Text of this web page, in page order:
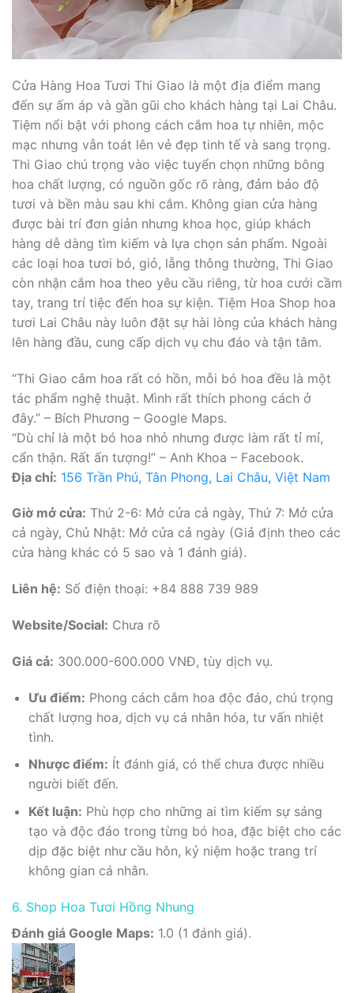
Cửa Hàng Hoa Tươi Thi Giao là một địa điểm mang
đến sự ấm áp và gần gũi cho khách hàng tại Lai Châu.
Tiệm nổi bật với phong cách cắm hoa tự nhiên, mộc
mạc nhưng vẫn toát lên vẻ đẹp tinh tế và sang trọng.
Thi Giao chú trọng vào việc tuyển chọn những bông
hoa chất lượng, có nguồn gốc rõ ràng, đảm bảo độ
tươi và bền màu sau khi cắm. Không gian cửa hàng
được bài trí đơn giản nhưng khoa học, giúp khách
hàng dễ dàng tìm kiếm và lựa chọn sản phẩm. Ngoài
các loại hoa tươi bó, giỏ, lẵng thông thường, Thi Giao
còn nhận cắm hoa theo yêu cầu riêng, từ hoa cưới cầm
tay, trang trí tiệc đến hoa sự kiện. Tiệm Hoa Shop hoa
tươi Lai Châu này luôn đặt sự hài lòng của khách hàng
lên hàng đầu, cung cấp dịch vụ chu đáo và tận tâm.
“Thi Giao cắm hoa rất có hồn, mỗi bó hoa đều là một
tác phẩm nghệ thuật. Mình rất thích phong cách ở
đây.” – Bích Phương – Google Maps.
“Dù chỉ là một bó hoa nhỏ nhưng được làm rất tỉ mỉ,
cẩn thận. Rất ấn tượng!” – Anh Khoa – Facebook.
Địa chỉ: 156 Trần Phú, Tân Phong, Lai Châu, Việt Nam
Giờ mở cửa: Thứ 2-6: Mở cửa cả ngày, Thứ 7: Mở cửa
cả ngày, Chủ Nhật: Mở cửa cả ngày (Giả định theo các
cửa hàng khác có 5 sao và 1 đánh giá).
Liên hệ: Số điện thoại: +84 888 739 989
Website/Social: Chưa rõ
Giá cả: 300.000-600.000 VNĐ, tùy dịch vụ.
Ưu điểm: Phong cách cắm hoa độc đáo, chú trọng
chất lượng hoa, dịch vụ cá nhân hóa, tư vấn nhiệt
tình.
Nhược điểm: Ít đánh giá, có thể chưa được nhiều
người biết đến.
Kết luận: Phù hợp cho những ai tìm kiếm sự sáng
tạo và độc đáo trong từng bó hoa, đặc biệt cho các
dịp đặc biệt như cầu hôn, kỷ niệm hoặc trang trí
không gian cá nhân.
6. Shop Hoa Tươi Hồng Nhung
Đánh giá Google Maps: 1.0 (1 đánh giá).